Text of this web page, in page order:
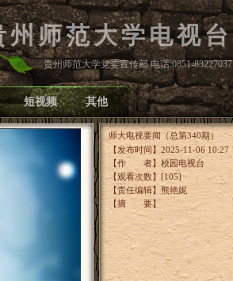
州师范大学电视台
贵州师范大学党委宣传部 电话:0851-83227037
短视频 其他
师大电视要闻（总第340期）
【发布时间】2025-11-06 10:27
【作 者】校园电视台
【观看次数】[105]
【责任编辑】熊艳妮
【摘 要】